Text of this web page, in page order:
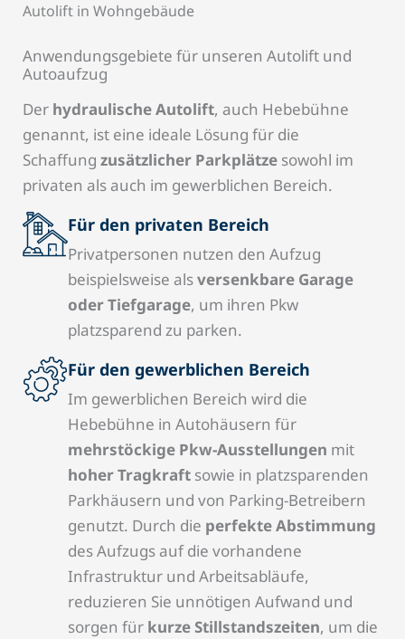
Anwendungsgebiete für unseren Autolift und
Autoaufzug
Der hydraulische Autolift, auch Hebebühne
genannt, ist eine ideale Lösung für die
Schaffung zusätzlicher Parkplätze sowohl im
privaten als auch im gewerblichen Bereich.
Für den privaten Bereich
Privatpersonen nutzen den Aufzug
beispielsweise alsversenkbare Garage
oder Tiefgarage, um ihren Pkw
platzsparend zu parken.
Für den gewerblichen Bereich
Im gewerblichen Bereich wird die
Hebebühne in Autohäusern für
mehrstöckige Pkw-Ausstellungen mit
hoher Tragkraft sowie in platzsparenden
Parkhäusern und von Parking-Betreibern
genutzt. Durch die perfekte Abstimmung
des Aufzugs auf die vorhandene
Infrastruktur und Arbeitsabläufe,
reduzieren Sie unnötigen Aufwand und
sorgen für kurze Stillstandszeiten, um die
Autolift in Wohngebäude